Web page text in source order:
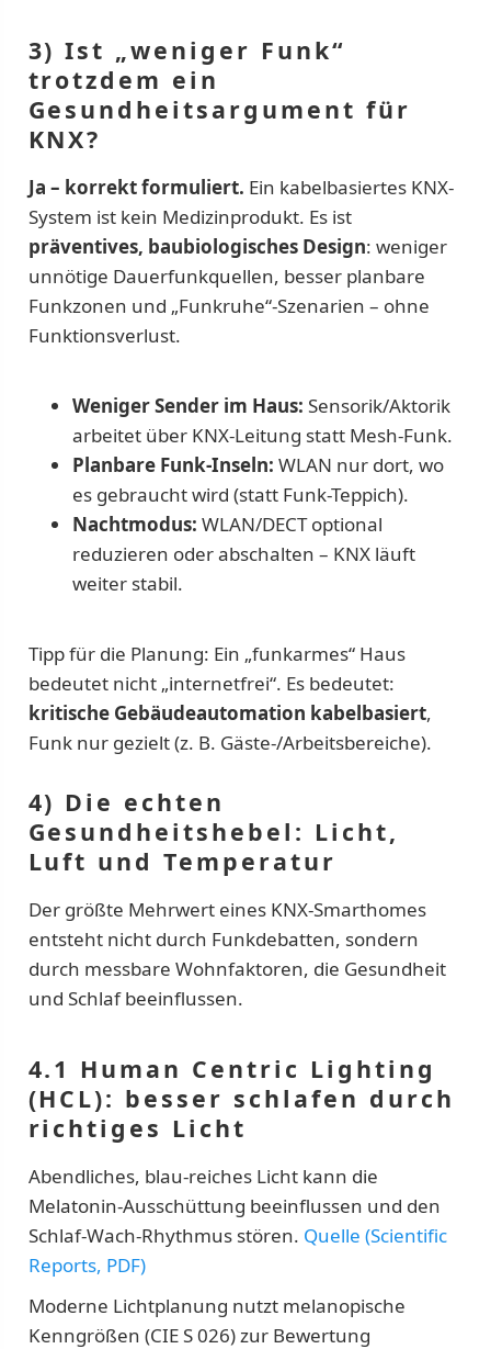
3) Ist „weniger Funk“
trotzdem ein
Gesundheitsargument für
KNX?
Ja – korrekt formuliert. Ein kabelbasiertes KNX-
System ist kein Medizinprodukt. Es ist
präventives, baubiologisches Design: weniger
unnötige Dauerfunkquellen, besser planbare
Funkzonen und „Funkruhe“-Szenarien – ohne
Funktionsverlust.
Weniger Sender im Haus: Sensorik/Aktorik
arbeitet über KNX-Leitung statt Mesh-Funk.
Planbare Funk-Inseln: WLAN nur dort, wo
es gebraucht wird (statt Funk-Teppich).
Nachtmodus: WLAN/DECT optional
reduzieren oder abschalten – KNX läuft
weiter stabil.
Tipp für die Planung: Ein „funkarmes“ Haus
bedeutet nicht „internetfrei“. Es bedeutet:
kritische Gebäudeautomation kabelbasiert,
Funk nur gezielt (z. B. Gäste-/Arbeitsbereiche).
4) Die echten
Gesundheitshebel: Licht,
Luft und Temperatur
Der größte Mehrwert eines KNX-Smarthomes
entsteht nicht durch Funkdebatten, sondern
durch messbare Wohnfaktoren, die Gesundheit
und Schlaf beeinflussen.
4.1 Human Centric Lighting
(HCL): besser schlafen durch
richtiges Licht
Abendliches, blau-reiches Licht kann die
Melatonin-Ausschüttung beeinflussen und den
Schlaf-Wach-Rhythmus stören. Quelle (Scientific
Reports, PDF)
Moderne Lichtplanung nutzt melanopische
Kenngrößen (CIE S 026) zur Bewertung